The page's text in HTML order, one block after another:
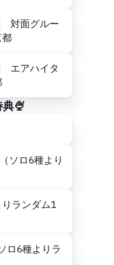
対面グルー
都
エアハイタ
🍨
ソロ6種より
ランダム1
ロ6種よりラ